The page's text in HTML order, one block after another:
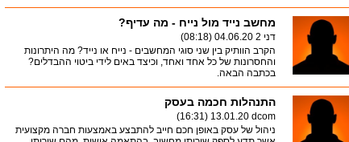
מחשב נייד מול נייח - מה עדיף?
דני 2
04.06.20 (08:18)
הקרב הוותיק בין שני סוגי המחשבים - נייח או נייד? מה היתרונות
והחסרונות של כל אחד ואחד, וכיצד באים לידי ביטוי ההבדלים?
בכתבה הבאה.
התנהלות חכמה בעסק
dcom
13.01.20 (16:31)
ניהול של עסק באופן חכם חייב להתבצע באמצעות חברה מקצועית